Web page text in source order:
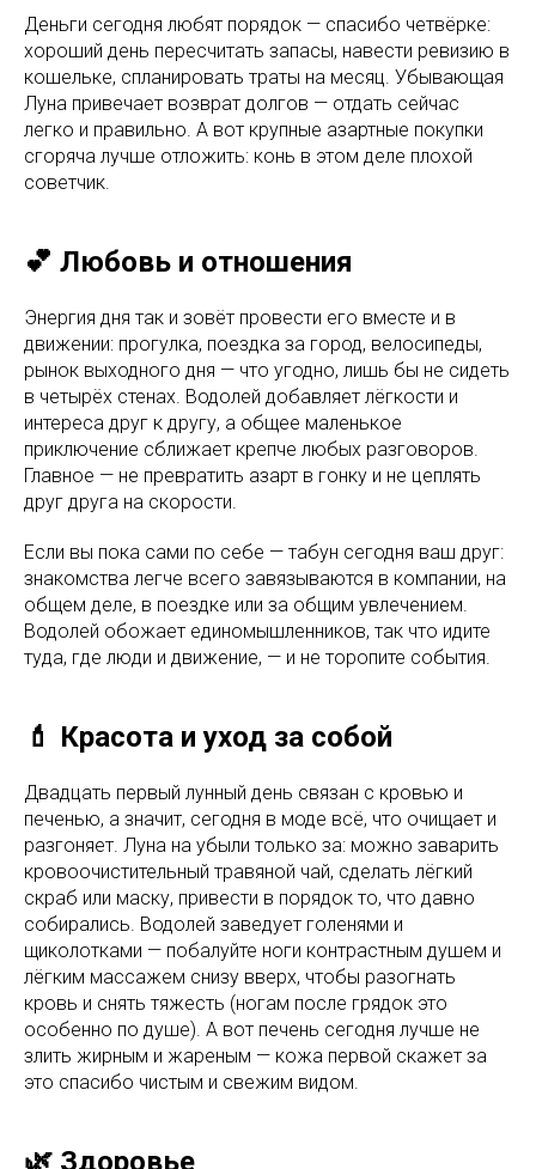
Деньги сегодня любят порядок — спасибо четвёрке:
хороший день пересчитать запасы, навести ревизию в
кошельке, спланировать траты на месяц. Убывающая
Луна привечает возврат долгов — отдать сейчас
легко и правильно. А вот крупные азартные покупки
сгоряча лучше отложить: конь в этом деле плохой
советчик.
💕 Любовь и отношения
Энергия дня так и зовёт провести его вместе и в
движении: прогулка, поездка за город, велосипеды,
рынок выходного дня — что угодно, лишь бы не сидеть
в четырёх стенах. Водолей добавляет лёгкости и
интереса друг к другу, а общее маленькое
приключение сближает крепче любых разговоров.
Главное — не превратить азарт в гонку и не цеплять
друг друга на скорости.
Если вы пока сами по себе — табун сегодня ваш друг:
знакомства легче всего завязываются в компании, на
общем деле, в поездке или за общим увлечением.
Водолей обожает единомышленников, так что идите
туда, где люди и движение, — и не торопите события.
💄 Красота и уход за собой
Двадцать первый лунный день связан с кровью и
печенью, а значит, сегодня в моде всё, что очищает и
разгоняет. Луна на убыли только за: можно заварить
кровоочистительный травяной чай, сделать лёгкий
скраб или маску, привести в порядок то, что давно
собирались. Водолей заведует голенями и
щиколотками — побалуйте ноги контрастным душем и
лёгким массажем снизу вверх, чтобы разогнать
кровь и снять тяжесть (ногам после грядок это
особенно по душе). А вот печень сегодня лучше не
злить жирным и жареным — кожа первой скажет за
это спасибо чистым и свежим видом.
🌿 Здоровье